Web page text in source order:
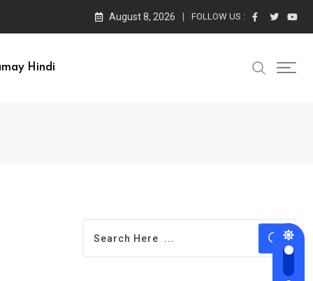
August 8, 2026 FOLLOW US :
Hindi